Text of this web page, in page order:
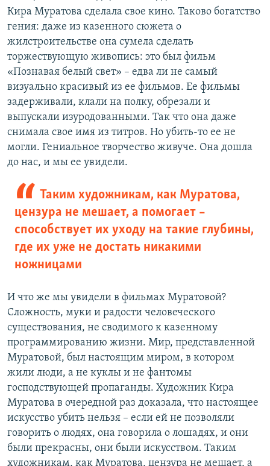
Кира Муратова сделала свое кино. Таково богатство
гения: даже из казенного сюжета о
жилстроительстве она сумела сделать
торжествующую живопись: это был фильм
«Познавая белый свет» – едва ли не самый
визуально красивый из ее фильмов. Ее фильмы
задерживали, клали на полку, обрезали и
выпускали изуродованными. Так что она даже
снимала свое имя из титров. Но убить-то ее не
могли. Гениальное творчество живуче. Она дошла
до нас, и мы ее увидели.
Таким художникам, как Муратова,
цензура не мешает, а помогает –
способствует их уходу на такие глубины,
где их уже не достать никакими
ножницами
И что же мы увидели в фильмах Муратовой?
Сложность, муки и радости человеческого
существования, не сводимого к казенному
программированию жизни. Мир, представленной
Муратовой, был настоящим миром, в котором
жили люди, а не куклы и не фантомы
господствующей пропаганды. Художник Кира
Муратова в очередной раз доказала, что настоящее
искусство убить нельзя – если ей не позволяли
говорить о людях, она говорила о лошадях, и они
были прекрасны, они были искусством. Таким
художникам, как Муратова, цензура не мешает, а